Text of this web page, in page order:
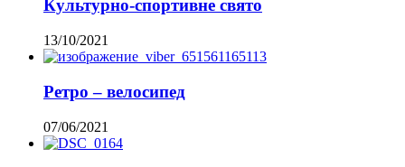
Культурно-спортивне свято
13/10/2021
Ретро – велосипед
07/06/2021